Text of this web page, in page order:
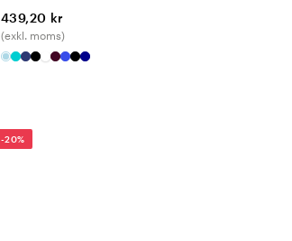
439,20 kr
(exkl. moms)
-20%